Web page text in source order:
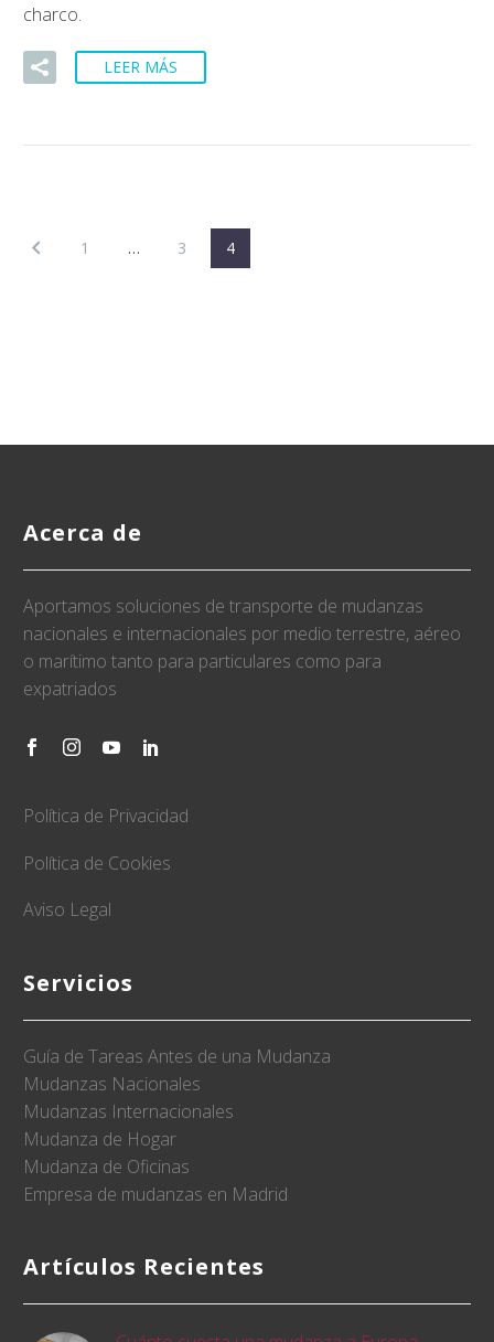
charco.
LEER MÁS
1 … 3 4
Acerca de
Aportamos soluciones de transporte de mudanzas
nacionales e internacionales por medio terrestre, aéreo
o marítimo tanto para particulares como para
expatriados
Política de Privacidad
Política de Cookies
Aviso Legal
Servicios
Guía de Tareas Antes de una Mudanza
Mudanzas Nacionales
Mudanzas Internacionales
Mudanza de Hogar
Mudanza de Oficinas
Empresa de mudanzas en Madrid
Artículos Recientes